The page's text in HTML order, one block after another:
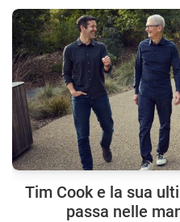
Tim Cook e la sua
passa nelle